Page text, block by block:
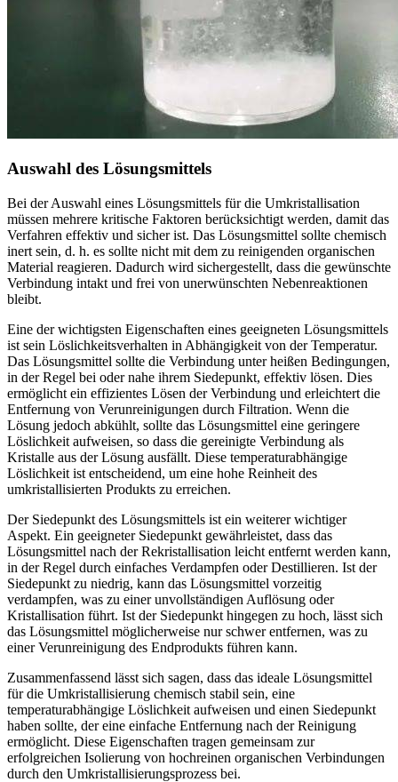
Auswahl des Lösungsmittels
Bei der Auswahl eines Lösungsmittels für die Umkristallisation
müssen mehrere kritische Faktoren berücksichtigt werden, damit das
Verfahren effektiv und sicher ist. Das Lösungsmittel sollte chemisch
inert sein, d. h. es sollte nicht mit dem zu reinigenden organischen
Material reagieren. Dadurch wird sichergestellt, dass die gewünschte
Verbindung intakt und frei von unerwünschten Nebenreaktionen
bleibt.
Eine der wichtigsten Eigenschaften eines geeigneten Lösungsmittels
ist sein Löslichkeitsverhalten in Abhängigkeit von der Temperatur.
Das Lösungsmittel sollte die Verbindung unter heißen Bedingungen,
in der Regel bei oder nahe ihrem Siedepunkt, effektiv lösen. Dies
ermöglicht ein effizientes Lösen der Verbindung und erleichtert die
Entfernung von Verunreinigungen durch Filtration. Wenn die
Lösung jedoch abkühlt, sollte das Lösungsmittel eine geringere
Löslichkeit aufweisen, so dass die gereinigte Verbindung als
Kristalle aus der Lösung ausfällt. Diese temperaturabhängige
Löslichkeit ist entscheidend, um eine hohe Reinheit des
umkristallisierten Produkts zu erreichen.
Der Siedepunkt des Lösungsmittels ist ein weiterer wichtiger
Aspekt. Ein geeigneter Siedepunkt gewährleistet, dass das
Lösungsmittel nach der Rekristallisation leicht entfernt werden kann,
in der Regel durch einfaches Verdampfen oder Destillieren. Ist der
Siedepunkt zu niedrig, kann das Lösungsmittel vorzeitig
verdampfen, was zu einer unvollständigen Auflösung oder
Kristallisation führt. Ist der Siedepunkt hingegen zu hoch, lässt sich
das Lösungsmittel möglicherweise nur schwer entfernen, was zu
einer Verunreinigung des Endprodukts führen kann.
Zusammenfassend lässt sich sagen, dass das ideale Lösungsmittel
für die Umkristallisierung chemisch stabil sein, eine
temperaturabhängige Löslichkeit aufweisen und einen Siedepunkt
haben sollte, der eine einfache Entfernung nach der Reinigung
ermöglicht. Diese Eigenschaften tragen gemeinsam zur
erfolgreichen Isolierung von hochreinen organischen Verbindungen
durch den Umkristallisierungsprozess bei.